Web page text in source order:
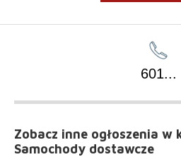
601...
Zobacz inne ogłoszenia w
Samochody dostawcze